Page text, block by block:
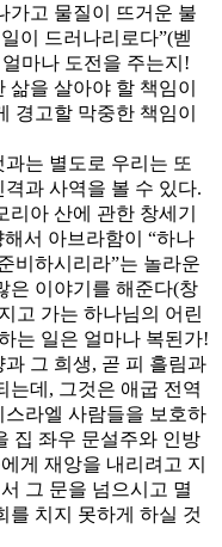
가고 물질이 뜨거운 불
이 드러나리로다”(벧
마나 도전을 주는지!
을 살아야 할 책임이
경고할 막중한 책임이
는 별도로 우리는 또
과 사역을 볼 수 있다.
아 산에 관한 창세기
서 아브라함이 “하나
비하시리라”는 놀라운
은 이야기를 해준다(창
고 가는 하나님의 어린
는 일은 얼마나 복된가!
그 희생, 곧 피 흘림과
는데, 그것은 애굽 전역
라엘 사람들을 보호하
집 좌우 문설주와 인방
게 재앙을 내리려고 지
그 문을 넘으시고 멸
를 치지 못하게 하실 것